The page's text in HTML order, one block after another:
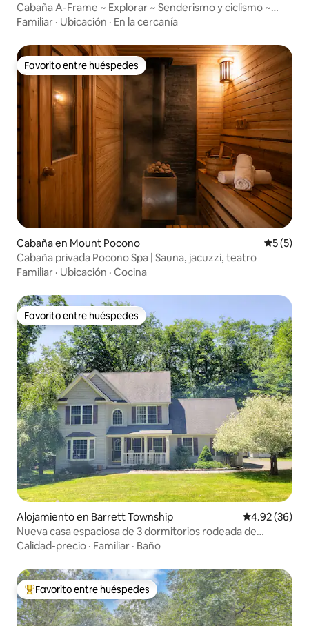
Cabaña A-Frame ~ Explorar ~ Senderismo y ciclismo ~
Única en su clase
Familiar · Ubicación · En la cercanía
Favorito entre huéspedes
Favorito entre huéspedes
Cabaña en Mount Pocono
5 (5)
Cabaña privada Pocono Spa | Sauna, jacuzzi, teatro
Familiar · Ubicación · Cocina
Favorito entre huéspedes
Favorito entre huéspedes
Alojamiento en Barrett Township Calificación
4.92 (36)
Nueva casa espaciosa de 3 dormitorios rodeada de
bosque
Calidad-precio · Familiar · Baño
Favorito entre huéspedes preferido
Favorito entre huéspedes